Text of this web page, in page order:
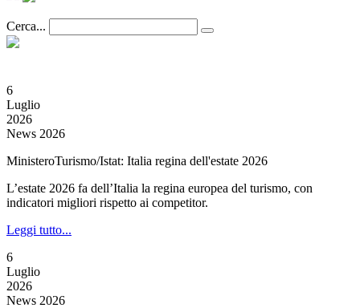
Cerca...
6
Luglio
2026
News 2026
MinisteroTurismo/Istat: Italia regina dell'estate 2026
L’estate 2026 fa dell’Italia la regina europea del turismo, con
indicatori migliori rispetto ai competitor.
Leggi tutto...
6
Luglio
2026
News 2026